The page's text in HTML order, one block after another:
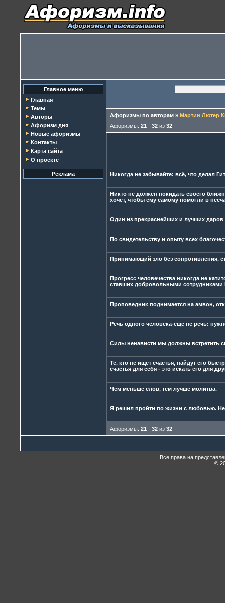
Главное меню
Главная
Темы
Авторы
Афоризм дня
Новые афоризмы
Контакты
Карта сайта
О проекте
Реклама
Афоризмы по авторам » Мартин Лютер
Афоризмы: 21 - 32 из 32
Никогда не забывайте: всё, что делал
Никто не должен покидать своего
хочет, чтобы ему самому помогли в
Один из прекраснейших и лучших
По свидетельству и опыту всех
Принимающий зло без сопротивления,
Прогресс человечества никогда не
ставших добровольными сотрудниками
Проповедник поднимается на амвон,
Речь одного человека-еще не речь:
Силы ненависти мы должны встретить
Те, кто не ищет счастья, найдут его
счастья для себя - это искать его для
Чем меньше слов, тем лучше молитва.
Я решил пройти по жизни с любовью.
Афоризмы: 21 - 32 из 32
Все права на
©